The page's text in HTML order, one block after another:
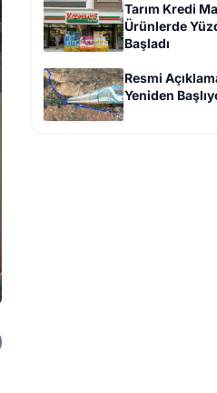
Tarım Kredi
Ürünlerde
Başladı
Resmi
Yeniden